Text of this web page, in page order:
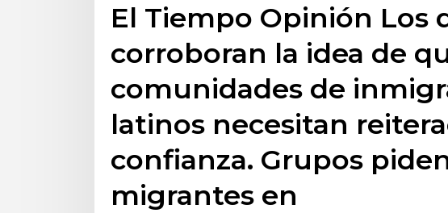
El Tiempo Opinión Los
corroboran la idea de
comunidades de
latinos necesitan
confianza. Grupos
migrantes en